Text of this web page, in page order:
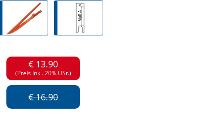
€ 13.90
(Preis inkl. 20% USt.)
€ 16.90